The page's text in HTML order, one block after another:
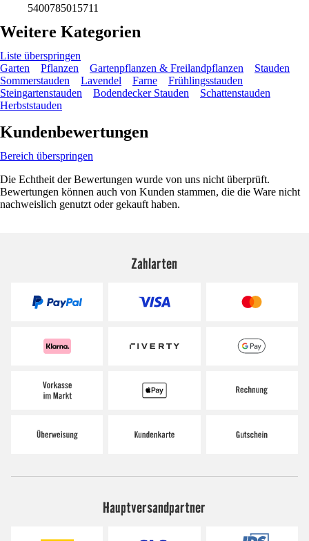
5400785015711
Weitere Kategorien
Liste überspringen
Garten
Pflanzen Gartenpflanzen & Freilandpflanzen
Stauden
Sommerstauden
Lavendel Farne
Frühlingsstauden
Steingartenstauden
Bodendecker Stauden
Schattenstauden
Herbststauden
Kundenbewertungen
Bereich überspringen
Die Echtheit der Bewertungen wurde von uns nicht überprüft.
Bewertungen können auch von Kunden stammen, die die Ware nicht
nachweislich genutzt oder gekauft haben.
Zahlarten
Hauptversandpartner